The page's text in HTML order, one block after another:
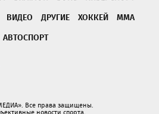
ВИДЕО ДРУГИЕ ХОККЕЙ
ММА
АВТОСПОРТ
Все права защищены.